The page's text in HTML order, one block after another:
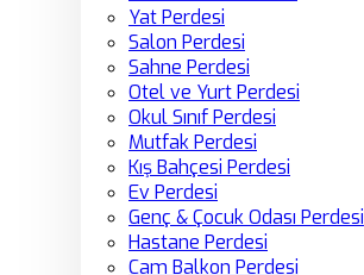
Yat Perdesi
Salon Perdesi
Sahne Perdesi
Otel ve Yurt Perdesi
Okul Sınıf Perdesi
Mutfak Perdesi
Kış Bahçesi Perdesi
Ev Perdesi
Genç & Çocuk Odası Perdesi
Hastane Perdesi
Cam Balkon Perdesi